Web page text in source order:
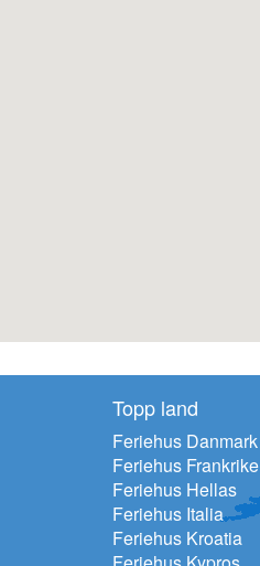
Topp land
Feriehus Danmark
Feriehus Frankrike
Feriehus Hellas
Feriehus Italia
Feriehus Kroatia